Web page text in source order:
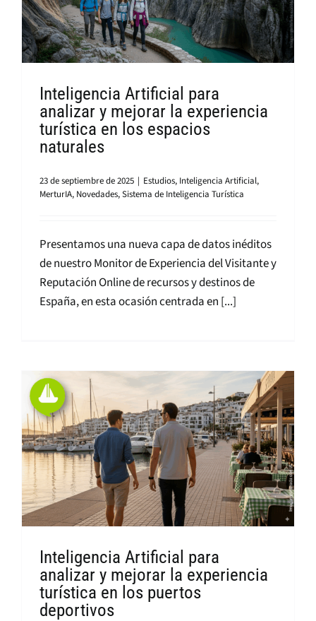
Inteligencia Artificial para
analizar y mejorar la experiencia
turística en los espacios
naturales
23 de septiembre de 2025 | Estudios, Inteligencia Artificial,
MerturIA, Novedades,Sistema de Inteligencia Turística
Presentamos una nueva capa de datos inéditos
de nuestro Monitor de Experiencia del Visitante y
Reputación Online de recursos y destinos de
España, en esta ocasión centrada en [...]
Inteligencia Artificial para
analizar y mejorar la experiencia
turística en los puertos
deportivos